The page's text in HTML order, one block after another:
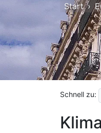
Start
Schnell zu: